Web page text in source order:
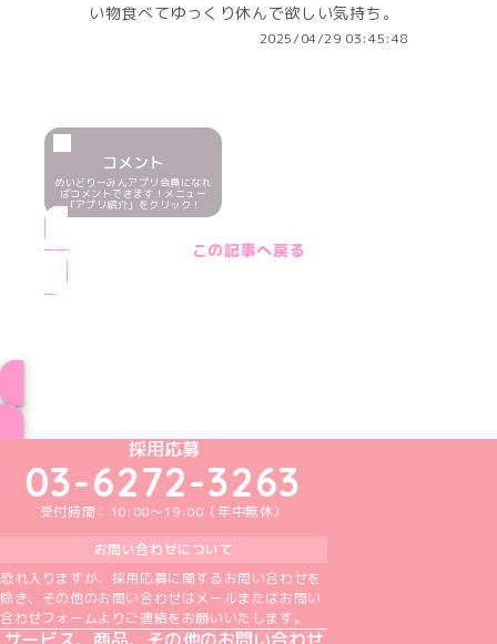
い物食べてゆっくり休んで欲しい気持ち。
2025/04/29 03:45:48
コメント
めいどりーみんアプリ会員になれ
ばコメントできます！メニュー
「アプリ紹介」をクリック！
この記事へ戻る
めいどりーみんTikTok公式アカウント
めいどりーみんX公式アカウント
めいどりーみんInstagram公式アカウント
めいどりーみんFacebook公式アカウン
めいどりーみんYouTube公式アカ
採用応募
03-6272-3263
受付時間：10:00～19:00（年中無休）
お問い合わせについて
恐れ入りますが、採用応募に関するお問い合わせを
除き、その他のお問い合わせはメールまたはお問い
合わせフォームよりご連絡をお願いいたします。